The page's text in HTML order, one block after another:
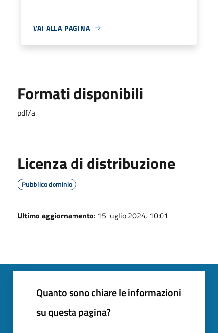
VAI ALLA PAGINA
Formati disponibili
pdf/a
Licenza di distribuzione
Pubblico dominio
Ultimo aggiornamento: 15 luglio 2024, 10:01
Quanto sono chiare le informazioni
su questa pagina?